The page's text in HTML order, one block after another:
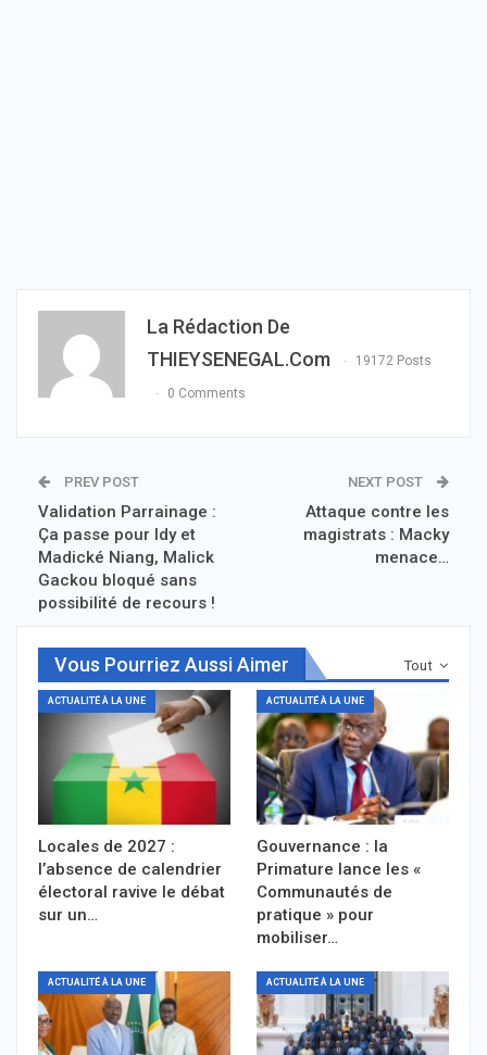
La Rédaction De
THIEYSENEGAL.com
19172 Posts
0 Comments
PREV POST
Validation Parrainage :
Ça passe pour Idy et
Madické Niang, Malick
Gackou bloqué sans
possibilité de recours !
NEXT POST
Attaque contre les
magistrats : Macky
menace…
Tout
Vous Pourriez Aussi Aimer
ACTUALITÉ À LA UNE
Locales de 2027 :
l’absence de calendrier
électoral ravive le débat
sur un…
ACTUALITÉ À LA UNE
Gouvernance : la
Primature lance les «
Communautés de
pratique » pour
mobiliser…
ACTUALITÉ À LA UNE ACTUALITÉ À LA UNE